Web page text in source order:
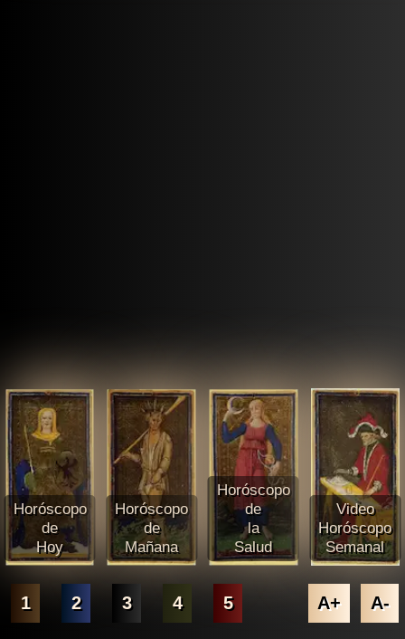
Horóscopo
de
Hoy
Horóscopo
de
Mañana
Horóscopo
de
la
Salud
Video
Horóscopo
Semanal
1 2 3 4 5 A+ A-